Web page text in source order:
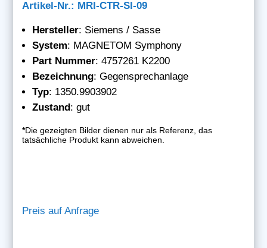
Artikel-Nr.: MRI-CTR-SI-09
Hersteller: Siemens / Sasse
System: MAGNETOM Symphony
Part Nummer: 4757261 K2200
Bezeichnung: Gegensprechanlage
Typ: 1350.9903902
Zustand: gut
*Die gezeigten Bilder dienen nur als Referenz, das
tatsächliche Produkt kann abweichen.
Preis auf Anfrage